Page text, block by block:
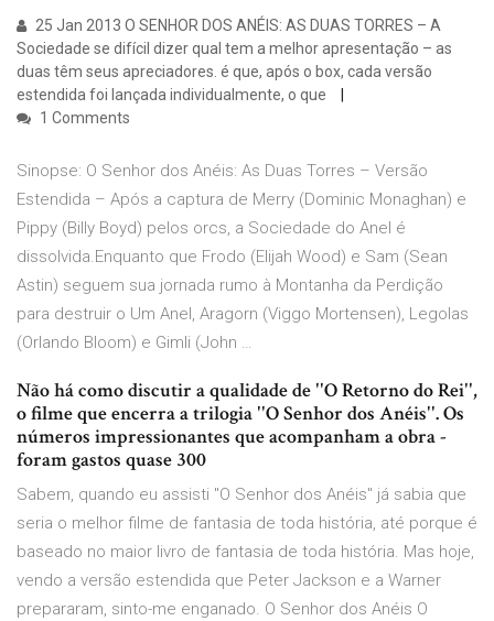
25 Jan 2013 O SENHOR DOS ANÉIS: AS DUAS TORRES – A
Sociedade se difícil dizer qual tem a melhor apresentação – as
duas têm seus apreciadores. é que, após o box, cada versão
estendida foi lançada individualmente, o que
1 Comments
Sinopse: O Senhor dos Anéis: As Duas Torres – Versão
Estendida – Após a captura de Merry (Dominic Monaghan) e
Pippy (Billy Boyd) pelos orcs, a Sociedade do Anel é
dissolvida.Enquanto que Frodo (Elijah Wood) e Sam (Sean
Astin) seguem sua jornada rumo à Montanha da Perdição
para destruir o Um Anel, Aragorn (Viggo Mortensen), Legolas
(Orlando Bloom) e Gimli (John …
Não há como discutir a qualidade de ''O Retorno do Rei'',
o filme que encerra a trilogia ''O Senhor dos Anéis''. Os
números impressionantes que acompanham a obra -
foram gastos quase 300
Sabem, quando eu assisti "O Senhor dos Anéis" já sabia que
seria o melhor filme de fantasia de toda história, até porque é
baseado no maior livro de fantasia de toda história. Mas hoje,
vendo a versão estendida que Peter Jackson e a Warner
prepararam, sinto-me enganado. O Senhor dos Anéis O